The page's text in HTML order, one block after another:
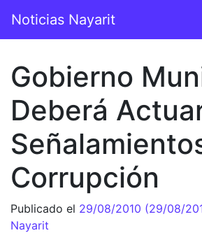
Navegación
Noticias Nayarit
Gobierno
Deberá
Corrupción
Publicado el 29/08/2010 (29/08/
Nayarit